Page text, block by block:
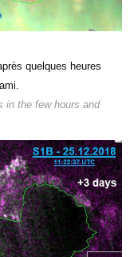
quelques heures
.
in the few hours and